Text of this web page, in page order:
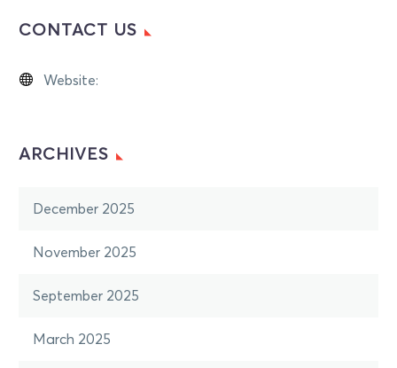
CONTACT US
Website:
ARCHIVES
December 2025
November 2025
September 2025
March 2025